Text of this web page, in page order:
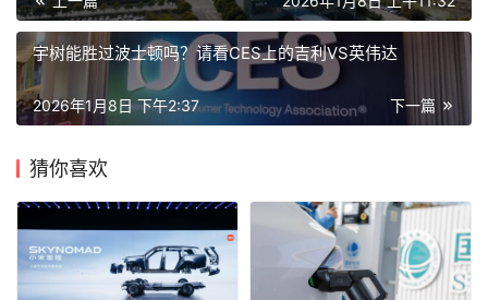
宇树能胜过波士顿吗？请看CES上的吉利VS英伟达
下一篇
2026年1月8日 下午2:37
猜你喜欢